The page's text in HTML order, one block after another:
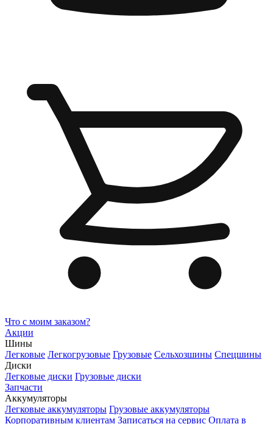
Что с моим заказом?
Акции
Шины
Легковые Легкогрузовые Грузовые Сельхозшины Спецшины
Диски
Легковые диски Грузовые диски
Запчасти
Аккумуляторы
Легковые аккумуляторы Грузовые аккумуляторы
Корпоративным клиентам Записаться на сервис Оплата в